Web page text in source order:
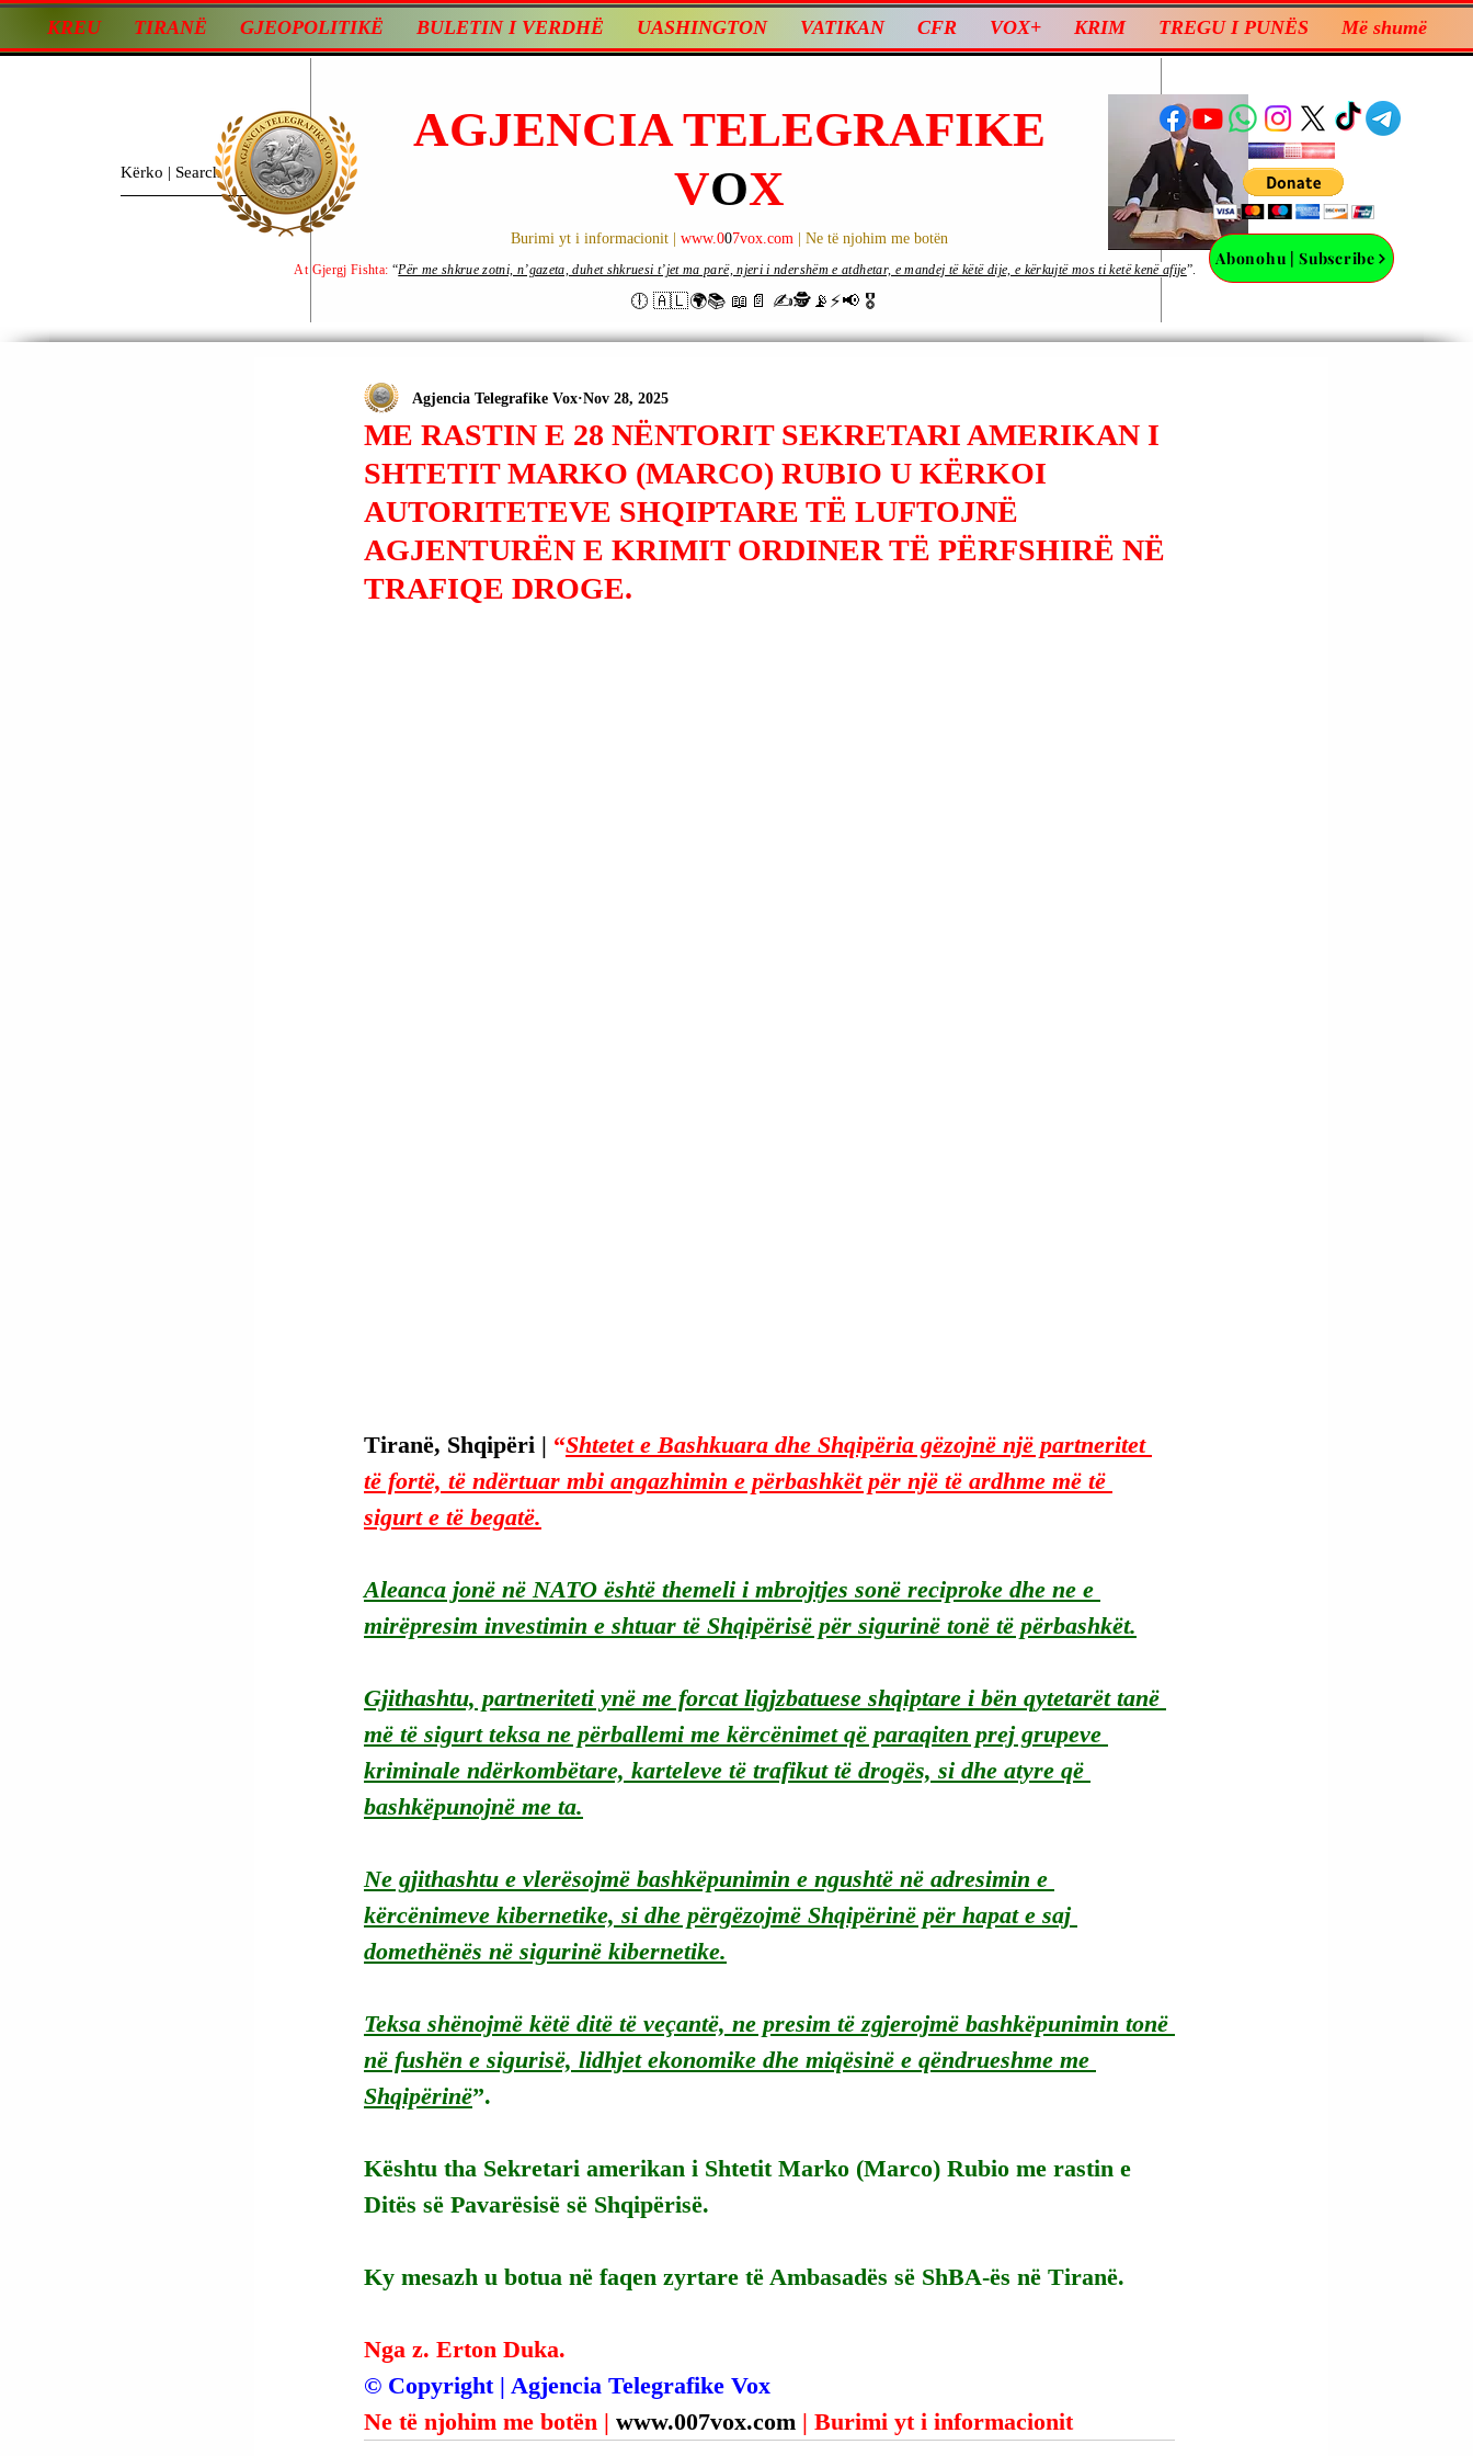
KREU TIRANË GJEOPOLITIKË BULETIN I VERDHË UASHINGTON VATIKAN CFR VOX+ KRIM TREGU I PUNËS Më shumë
AGJENCIA TELEGRAFIKE
VOX
Burimi yt i informacionit | www.007vox.com | Ne të njohim me botën
🕕 🇦🇱🌍📚 📖📄 ✍🕵️📡⚡️📢 🎖
Abonohu | Subscribe
At Gjergj Fishta: “Për me shkrue zotni, n’gazeta, duhet shkruesi t’jet ma parë, njeri i ndershëm e atdhetar, e mandej të këtë dije, e kërkujtë mos ti ketë kenë afije”.
ME RASTIN E 28 NËNTORIT SEKRETARI AMERIKAN I
SHTETIT MARKO (MARCO) RUBIO U KËRKOI
AUTORITETEVE SHQIPTARE TË LUFTOJNË
AGJENTURËN E KRIMIT ORDINER TË PËRFSHIRË NË
TRAFIQE DROGE.
Agjencia Telegrafike Vox Nov 28, 2025
Tiranë, Shqipëri | “Shtetet e Bashkuara dhe Shqipëria gëzojnë një partneritet
të fortë, të ndërtuar mbi angazhimin e përbashkët për një të ardhme më të
sigurt e të begatë.
Aleanca jonë në NATO është themeli i mbrojtjes sonë reciproke dhe ne e
mirëpresim investimin e shtuar të Shqipërisë për sigurinë tonë të përbashkët.
Gjithashtu, partneriteti ynë me forcat ligjzbatuese shqiptare i bën qytetarët tanë
më të sigurt teksa ne përballemi me kërcënimet që paraqiten prej grupeve
kriminale ndërkombëtare, karteleve të trafikut të drogës, si dhe atyre që
bashkëpunojnë me ta.
Ne gjithashtu e vlerësojmë bashkëpunimin e ngushtë në adresimin e
kërcënimeve kibernetike, si dhe përgëzojmë Shqipërinë për hapat e saj
domethënës në sigurinë kibernetike.
Teksa shënojmë këtë ditë të veçantë, ne presim të zgjerojmë bashkëpunimin tonë
në fushën e sigurisë, lidhjet ekonomike dhe miqësinë e qëndrueshme me
Shqipërinë”.
Kështu tha Sekretari amerikan i Shtetit Marko (Marco) Rubio me rastin e
Ditës së Pavarësisë së Shqipërisë.
Ky mesazh u botua në faqen zyrtare të Ambasadës së ShBA-ës në Tiranë.
Nga z. Erton Duka.
© Copyright | Agjencia Telegrafike Vox
Ne të njohim me botën | www.007vox.com | Burimi yt i informacionit